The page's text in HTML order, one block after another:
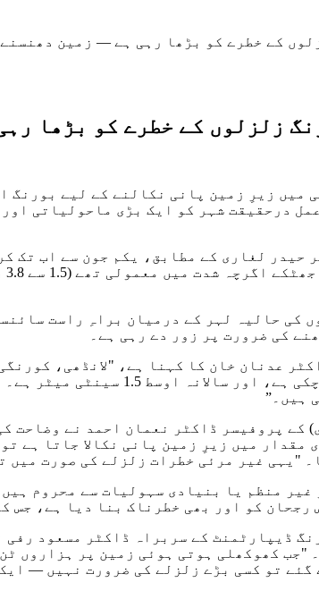
کے خطرے کو بڑھا رہی ہے — زمین
زلزلوں کے خطرے کو بڑھا
میں زیرِ زمین پانی نکالنے کے لیے
درحقیقت شہر کو ایک بڑی ماحولیاتی
حیدر لغاری کے مطابق، یکم جون سے اب تک
کی حالیہ لہر کے درمیان براہِ راست
کی ضرورت پر زور دے رہی ہے۔
عدنان خان کا کہنا ہے، "لانڈھی،
مقامات پر زمین 15 سینٹی
ہیں۔”
کے پروفیسر ڈاکٹر نعمان احمد نے وضاحت
مقدار میں زیرِ زمین پانی نکالا جاتا ہے
"یہی غیر مرئی خطرات زلزلے کی صورت میں
غیر منظم یا بنیادی سہولیات سے محروم
رجحان کو اور بھی خطرناک بنا دیا ہے،
ڈیپارٹمنٹ کے سربراہ ڈاکٹر مسعود
"جب کھوکھلی ہوتی ہوئی زمین پر ہزاروں
تو کسی بڑے زلزلے کی ضرورت نہیں —